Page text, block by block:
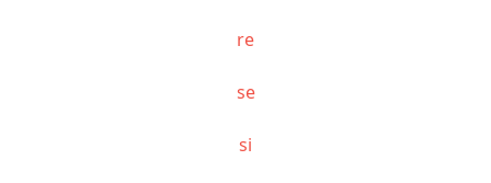
re
se
si